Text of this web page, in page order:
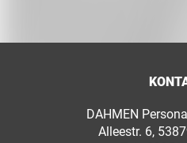
DAHMEN
Alleestr. 6,